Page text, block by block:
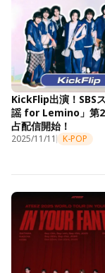
KickFlip出演！SBS
謡 for Lemino」第2
占配信開始！
2025/11/11 K-POP